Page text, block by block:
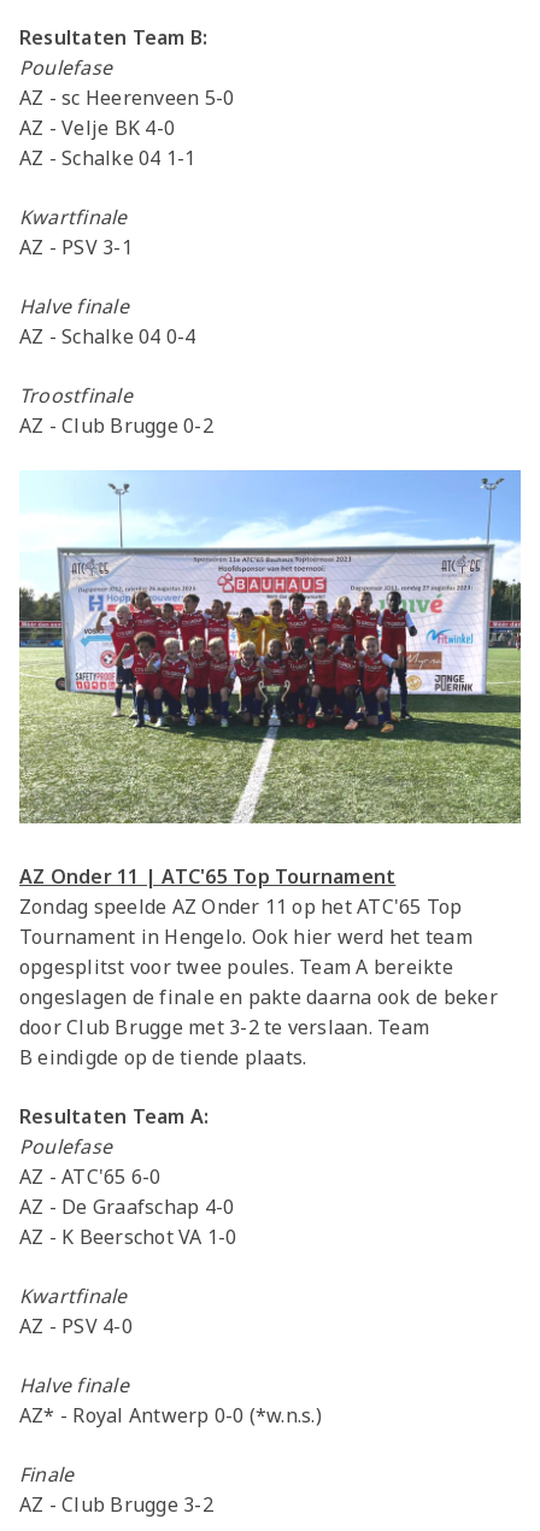
Resultaten Team B:
Poulefase
AZ - sc Heerenveen 5-0
AZ - Velje BK 4-0
AZ - Schalke 04 1-1
Kwartfinale
AZ - PSV 3-1
Halve finale
AZ - Schalke 04 0-4
Troostfinale
AZ - Club Brugge 0-2
AZ Onder 11 | ATC'65 Top Tournament
Zondag speelde AZ Onder 11 op het ATC'65 Top
Tournament in Hengelo. Ook hier werd het team
opgesplitst voor twee poules. Team A bereikte
ongeslagen de finale en pakte daarna ook de beker
door Club Brugge met 3-2 te verslaan. Team
B eindigde op de tiende plaats.
Resultaten Team A:
Poulefase
AZ - ATC'65 6-0
AZ - De Graafschap 4-0
AZ - K Beerschot VA 1-0
Kwartfinale
AZ - PSV 4-0
Halve finale
AZ* - Royal Antwerp 0-0 (*w.n.s.)
Finale
AZ - Club Brugge 3-2